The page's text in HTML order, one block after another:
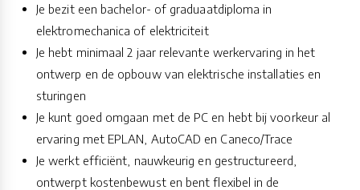
Je bezit een bachelor- of graduaatdiploma in
elektromechanica of elektriciteit
Je hebt minimaal 2 jaar relevante werkervaring in het
ontwerp en de opbouw van elektrische installaties en
sturingen
Je kunt goed omgaan met de PC en hebt bij voorkeur al
ervaring met EPLAN, AutoCAD en Caneco/Trace
Je werkt efficiënt, nauwkeurig en gestructureerd,
ontwerpt kostenbewust en bent flexibel in de